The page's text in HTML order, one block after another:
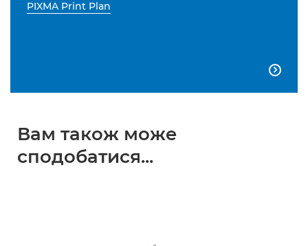
PIXMA Print Plan

Вам також може
сподобатися...